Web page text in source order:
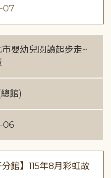
07
市嬰幼兒閱讀起步走~
館)
06
分館】115年8月彩虹故